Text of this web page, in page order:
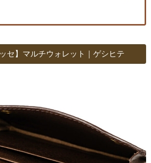
セ】マルチウォレット｜ゲシヒテ